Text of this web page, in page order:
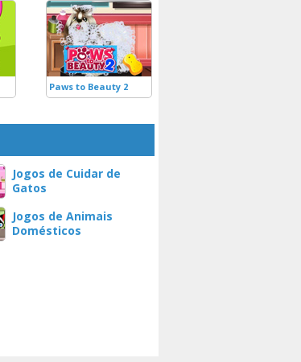
Paws to Beauty 2
Jogos de Cuidar de
Gatos
Jogos de Animais
Domésticos